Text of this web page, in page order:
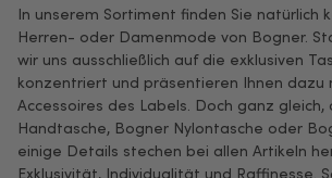
In unserem Sortiment finden Sie natürlich
Herren- oder Damenmode von Bogner.
wir uns ausschließlich auf die exklusiven
konzentriert und präsentieren Ihnen dazu
Accessoires des Labels. Doch ganz
Handtasche, Bogner Nylontasche oder
einige Details stechen bei allen Artikeln
Exklusivität, Individualität und Raffinesse.